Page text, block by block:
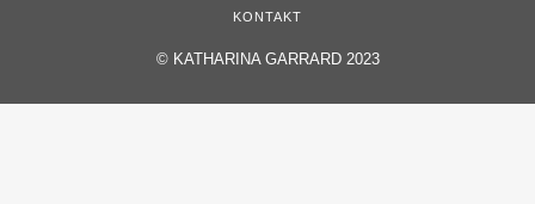
KONTAKT
© KATHARINA GARRARD 2023